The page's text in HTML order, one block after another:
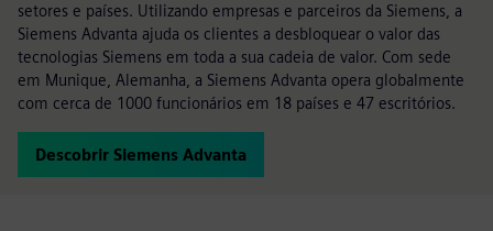
setores e países. Utilizando empresas e parceiros da Siemens, a
Siemens Advanta ajuda os clientes a desbloquear o valor das
tecnologias Siemens em toda a sua cadeia de valor. Com sede
em Munique, Alemanha, a Siemens Advanta opera globalmente
com cerca de 1000 funcionários em 18 países e 47 escritórios.
Descobrir Siemens Advanta